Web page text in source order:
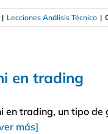
| Lecciones Análisis Técnico |
en trading
en trading, un tipo
más]